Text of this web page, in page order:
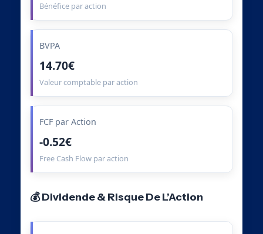
Bénéfice par action
BVPA
14.70€
Valeur comptable par action
FCF par Action
-0.52€
Free Cash Flow par action
💰 Dividende & Risque De L’Action